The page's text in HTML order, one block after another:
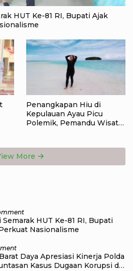
HUT Ke-81 RI, Bupati Ajak
Penangkapan Hiu di
Kepulauan Ayau Picu
Polemik, Pemandu Wisata:
More
HUT Ke-81 RI, Bupati
Nasionalisme
Daya Apresiasi Kinerja Polda
Kasus Dugaan Korupsi di